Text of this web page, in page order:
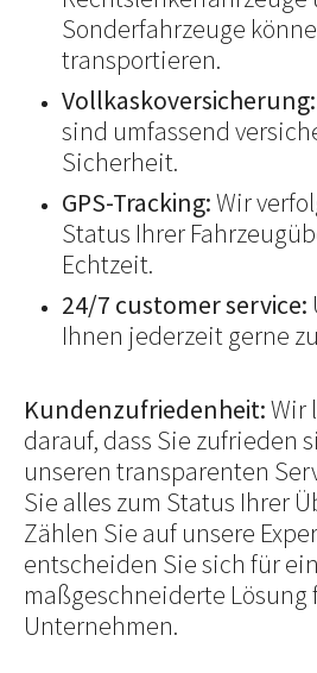
Sonderfahrzeuge
transportieren.
Vollkaskoversicherung:
sind umfassend
Sicherheit.
GPS-Tracking:Wir
Status Ihrer
Echtzeit.
24/7 customer service:
Ihnen jederzeit gerne
Kundenzufriedenheit:Wir
darauf, dass Sie zufrieden
unseren transparenten
Sie alles zum Status Ihrer
Zählen Sie auf unsere
entscheiden Sie sich für
maßgeschneiderte Lösung
Unternehmen.